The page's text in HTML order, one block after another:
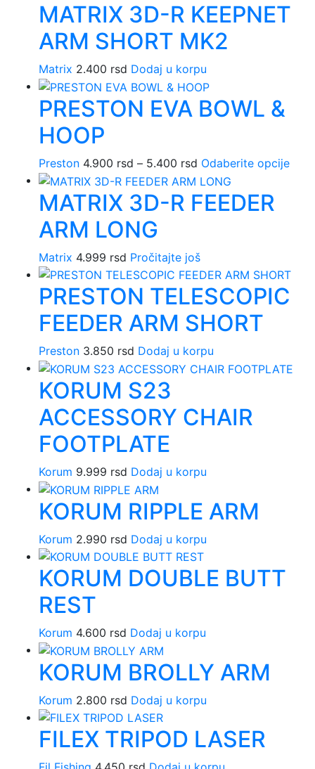
ima
više
varijanti.
izabrane
proizvoda.
MATRIX 3D-R KEEPNET
ARM SHORT MK2
Matrix 2.400 rsd Dodaj u korpu
PRESTON EVA BOWL &
HOOP
Preston 4.900 rsd – 5.400 rsd Raspon
cena:
od
4.900 rsd
Odaberite opcijeOvaj
MATRIX 3D-R FEEDER
ARM LONG
Matrix 4.999 rsd Pročitajte još
PRESTON TELESCOPIC
FEEDER ARM SHORT
Preston 3.850 rsd Dodaj u korpu
KORUM S23
ACCESSORY CHAIR
FOOTPLATE
Korum 9.999 rsd Dodaj u korpu
KORUM RIPPLE ARM
Korum 2.990 rsd Dodaj u korpu
KORUM DOUBLE BUTT
REST
Korum 4.600 rsd Dodaj u korpu
KORUM BROLLY ARM
Korum 2.800 rsd Dodaj u korpu
FILEX TRIPOD LASER